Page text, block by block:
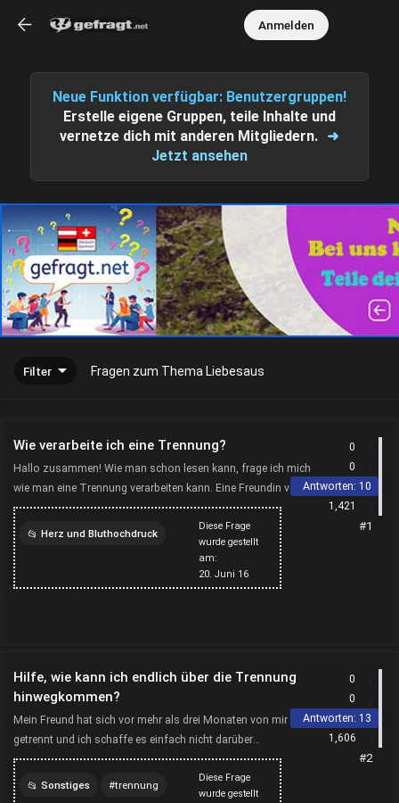
Neue Funktion verfügbar: Benutzergruppen!
Erstelle eigene Gruppen, teile Inhalte und
vernetze dich mit anderen Mitgliedern. ➜
Jetzt ansehen
Anmelden
Filter Fragen zum Thema Liebesaus
Wie verarbeite ich eine Trennung?
Hallo zusammen! Wie man schon lesen kann, frage ich mich
wie man eine Trennung verarbeiten kann. Eine Freundin von mir
leidet im Moment extrem und es wird nicht besser. H...
Diese Frage
wurde gestellt
am:
20. Juni 16
Herz und Bluthochdruck
trennungsschmerz
0
0
Antworten: 10
1,421
#1
Hilfe, wie kann ich endlich über die Trennung
hinwegkommen?
Mein Freund hat sich vor mehr als drei Monaten von mir
getrennt und ich schaffe es einfach nicht darüber
hinwegzukommen. Es tut einfach so verdammt weh und ich
liebe ihn ...
Diese Frage
wurde gestellt
Sonstiges trennung
0
0
Antworten: 13
1,606
#2